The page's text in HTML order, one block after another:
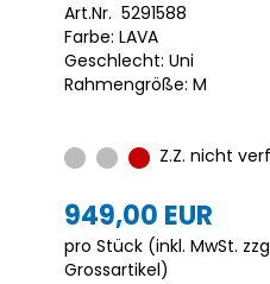
Art.Nr. 5291588
Farbe: LAVA
Geschlecht: Uni
Rahmengröße: M
Z.Z. nicht
949,00 EUR
pro Stück (inkl. MwSt.
Grossartikel)